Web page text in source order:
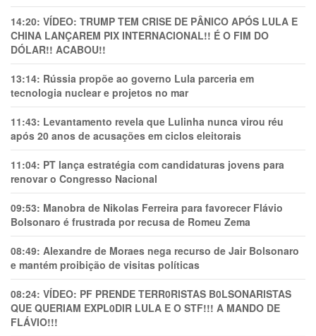
14:20: VÍDEO: TRUMP TEM CRlSE DE PÂNlCO APÓS LULA E
CHINA LANÇAREM PIX INTERNACIONAL!! É O FIM DO
DÓLAR!! ACABOU!!
13:14: Rússia propõe ao governo Lula parceria em
tecnologia nuclear e projetos no mar
11:43: Levantamento revela que Lulinha nunca virou réu
após 20 anos de acusações em ciclos eleitorais
11:04: PT lança estratégia com candidaturas jovens para
renovar o Congresso Nacional
09:53: Manobra de Nikolas Ferreira para favorecer Flávio
Bolsonaro é frustrada por recusa de Romeu Zema
08:49: Alexandre de Moraes nega recurso de Jair Bolsonaro
e mantém proibição de visitas políticas
08:24: VÍDEO: PF PRENDE TERR0RlSTAS B0LSONARlSTAS
QUE QUERIAM EXPL0DlR LULA E O STF!!! A MANDO DE
FLÁVIO!!!